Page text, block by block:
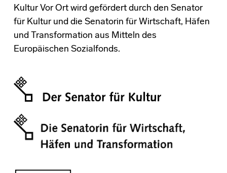
Kultur Vor Ort wird gefördert durch den Senator
für Kultur und die Senatorin für Wirtschaft, Häfen
und Transformation aus Mitteln des
Europäischen Sozialfonds.